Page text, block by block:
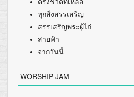
ตรึงชีวิตที่เหลือ
ทุกสิ่งสรรเสริญ
สรรเสริญพระผู้ไถ่
สายฟ้า
จากวันนี้
WORSHIP JAM